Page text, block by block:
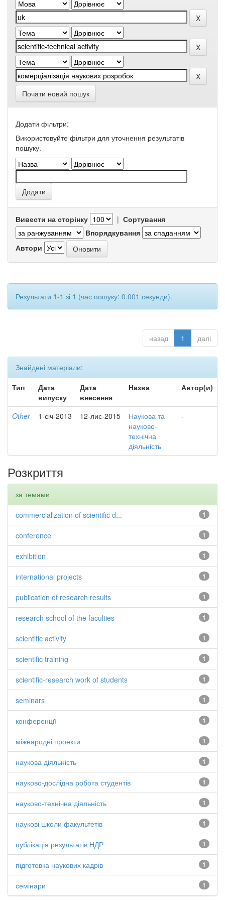
Почати новий пошук
Додати фільтри:
Використовуйте фільтри для уточнення результатів
пошуку.
Вивести на сторінку | Сортування
Впорядкування
Автори
Результати 1-1 зі 1 (час пошуку: 0.001 секунди).
назад 1 далі
Знайдені матеріали:
Тип
Дата
випуску
Дата
внесення
Назва Автор(и)
Other 1-січ-2013 12-лис-2015
Наукова та
науково-
технічна
діяльність
-
Розкриття
за темами
1
commercialization of scientific d...
1
conference
1
exhibition
1
international projects
1
publication of research results
1
research school of the faculties
1
scientific activity
1
scientific training
1
scientific-research work of students
1
seminars
1
конференції
1
міжнародні проекти
1
наукова діяльність
1
науково-дослідна робота студентів
1
науково-технічна діяльність
1
наукові школи факультетів
1
публікація результатів НДР
1
підготовка наукових кадрів
1
семінари